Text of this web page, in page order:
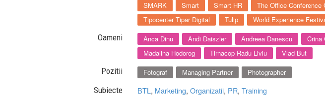
SMARK
Smart Smart HR
The Office Conference
Tipocenter Tipar Digital
Tulip World Experience
Oameni Anca Dinu Andi Daiszler Andreea Danescu
Crina
Madalina Hodorog
Tirnacop Radu Liviu Vlad But
Pozitii Fotograf Managing Partner Photographer
Subiecte BTL, Marketing, Organizatii, PR, Training